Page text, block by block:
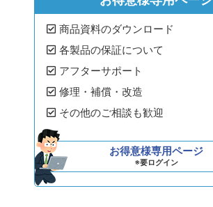
商品資料のダウンロード
各製品の保証について
アフターサポート
修理・補償・改造
その他のご相談も歓迎
お得意様専用ページ
※要ログイン